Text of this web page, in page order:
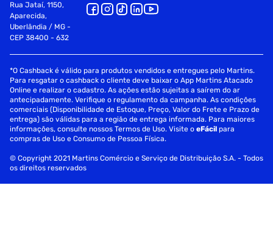
Rua Jataí, 1150,
Aparecida,
Uberlândia / MG -
CEP 38400 - 632
*O Cashback é válido para produtos vendidos e entregues pelo Martins.
Para resgatar o cashback o cliente deve baixar o App Martins Atacado
Online e realizar o cadastro. As ações estão sujeitas a saírem do ar
antecipadamente. Verifique o regulamento da campanha. As condições
comerciais (Disponibilidade de Estoque, Preço, Valor do Frete e Prazo de
entrega) são válidas para a região de entrega informada. Para maiores
informações, consulte nossos Termos de Uso. Visite oeFácil para
compras de Uso e Consumo de Pessoa Física.
© Copyright 2021 Martins Comércio e Serviço de Distribuição S.A. - Todos
os direitos reservados